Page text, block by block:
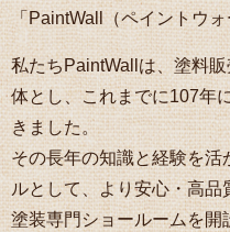
「PaintWall（ペイントウ
私たちPaintWallは、塗料
体とし、これまでに107年
きました。
その長年の知識と経験を活
ルとして、より安心・高
塗装専門ショールームを開